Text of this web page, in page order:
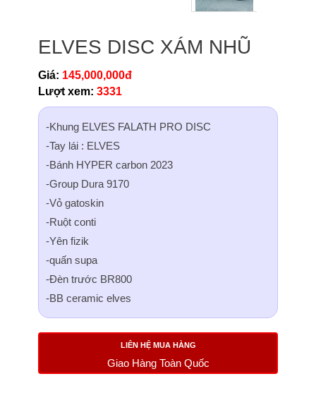
ELVES DISC XÁM NHŨ
Giá: 145,000,000đ
Lượt xem: 3331
-Khung ELVES FALATH PRO DISC
-Tay lái : ELVES
-Bánh HYPER carbon 2023
-Group Dura 9170
-Vỏ gatoskin
-Ruột conti
-Yên fizik
-quấn supa
-Đèn trước BR800
-BB ceramic elves
LIÊN HỆ MUA HÀNG
Giao Hàng Toàn Quốc